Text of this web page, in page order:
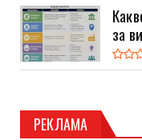
за
РЕКЛАМА